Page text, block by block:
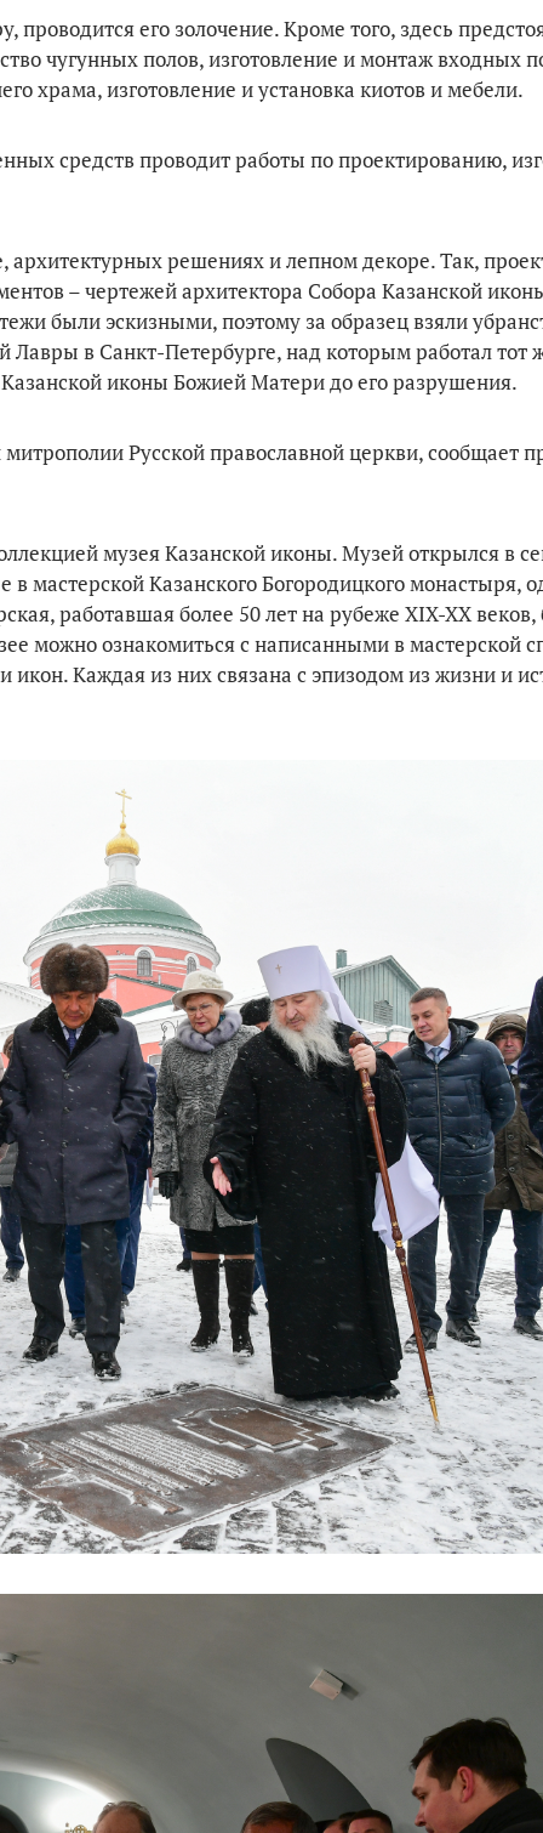
его золочение. Кроме того, здесь
чугунных полов, изготовление и монтаж входных
храма, изготовление и установка киотов и мебели.
средств проводит работы по проектированию,
архитектурных решениях и лепном декоре. Так,
– чертежей архитектора Собора Казанской
были эскизными, поэтому за образец взяли
Лавры в Санкт-Петербурге, над которым работал тот
иконы Божией Матери до его разрушения.
Русской православной церкви, сообщает
музея Казанской иконы. Музей открылся в
мастерской Казанского Богородицкого монастыря,
работавшая более 50 лет на рубеже XIX-XX
можно ознакомиться с написанными в мастерской
Каждая из них связана с эпизодом из жизни и